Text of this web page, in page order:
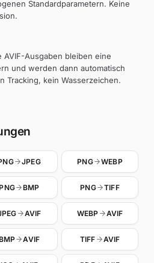
Standardparametern. Keine
AVIF-Ausgaben bleiben eine
und werden dann automatisch
Tracking, kein Wasserzeichen.
JPEG PNG WEBP
BMP PNG TIFF
AVIF WEBP AVIF
AVIF TIFF AVIF